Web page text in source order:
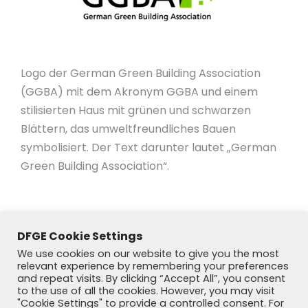
Logo der German Green Building Association
(GGBA) mit dem Akronym GGBA und einem
stilisierten Haus mit grünen und schwarzen
Blättern, das umweltfreundliches Bauen
symbolisiert. Der Text darunter lautet „German
Green Building Association“.
DFGE Cookie Settings
We use cookies on our website to give you the most
relevant experience by remembering your preferences
and repeat visits. By clicking “Accept All”, you consent
to the use of all the cookies. However, you may visit
"Cookie Settings" to provide a controlled consent. For